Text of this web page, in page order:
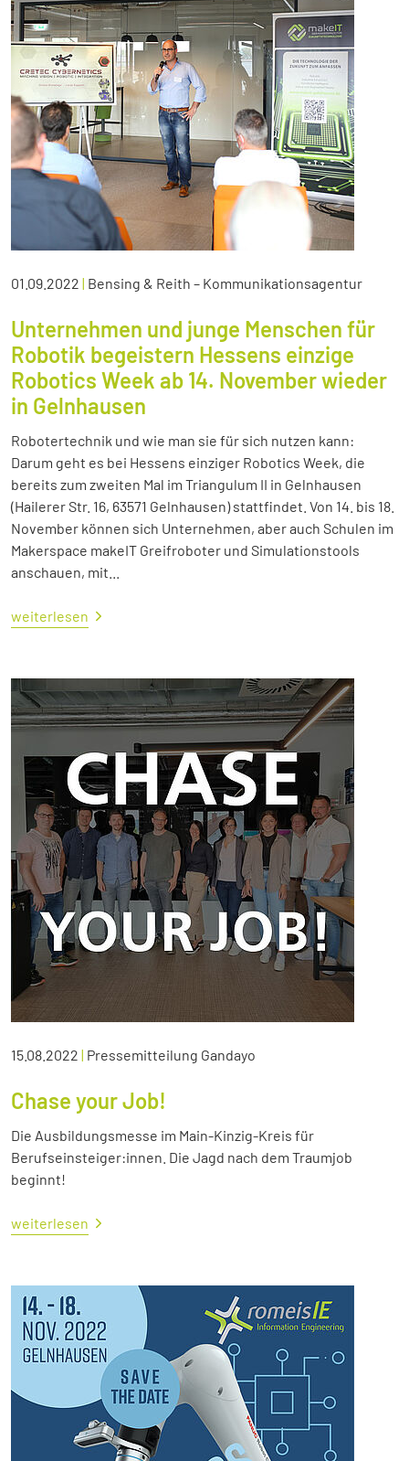
01.09.2022 | Bensing & Reith – Kommunikationsagentur
Unternehmen und junge Menschen für
Robotik begeistern Hessens einzige
Robotics Week ab 14. November wieder
in Gelnhausen
Robotertechnik und wie man sie für sich nutzen kann:
Darum geht es bei Hessens einziger Robotics Week, die
bereits zum zweiten Mal im Triangulum II in Gelnhausen
(Hailerer Str. 16, 63571 Gelnhausen) stattfindet. Von 14. bis 18.
November können sich Unternehmen, aber auch Schulen im
Makerspace makeIT Greifroboter und Simulationstools
anschauen, mit...
weiterlesen
15.08.2022 | Pressemitteilung Gandayo
Chase your Job!
Die Ausbildungsmesse im Main-Kinzig-Kreis für
Berufseinsteiger:innen. Die Jagd nach dem Traumjob
beginnt!
weiterlesen